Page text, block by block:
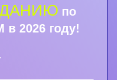
по
2026 году!